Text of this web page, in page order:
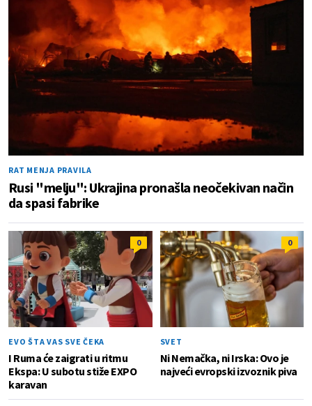
RAT MENJA PRAVILA
Rusi "melju": Ukrajina pronašla neočekivan način
da spasi fabrike
0
EVO ŠTA VAS SVE ČEKA
I Ruma će zaigrati u ritmu
Ekspa: U subotu stiže EXPO
karavan
0
SVET
Ni Nemačka, ni Irska: Ovo je
najveći evropski izvoznik piva